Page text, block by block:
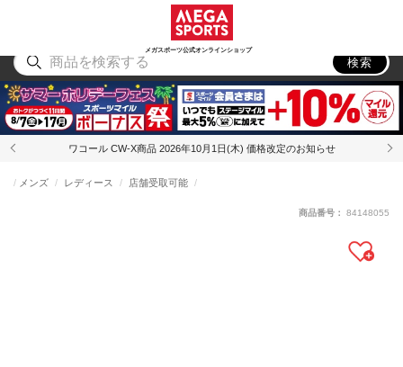
メガスポーツ公式オンラインショップ
アウトドア
検索
ワコール CW-X商品 2026年10月1日(木) 価格改定のお知らせ
メンズ レディース 店舗受取可能
商品番号： 84148055